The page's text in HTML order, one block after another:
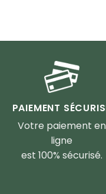
PAIEMENT
Votre paiement en
ligne
est 100% sécurisé.